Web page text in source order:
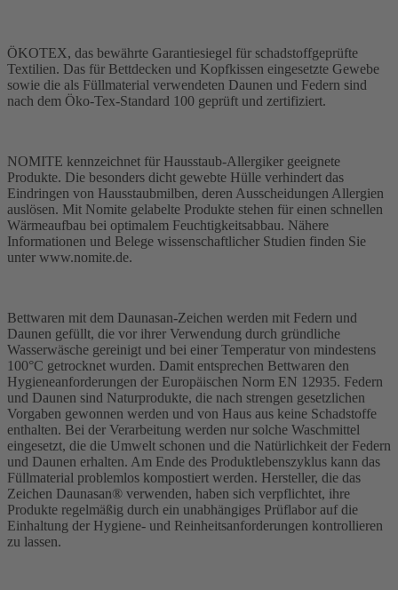
ÖKOTEX, das bewährte Garantiesiegel für schadstoffgeprüfte
Textilien. Das für Bettdecken und Kopfkissen eingesetzte Gewebe
sowie die als Füllmaterial verwendeten Daunen und Federn sind
nach dem Öko-Tex-Standard 100 geprüft und zertifiziert.
NOMITE kennzeichnet für Hausstaub-Allergiker geeignete
Produkte. Die besonders dicht gewebte Hülle verhindert das
Eindringen von Hausstaubmilben, deren Ausscheidungen Allergien
auslösen. Mit Nomite gelabelte Produkte stehen für einen schnellen
Wärmeaufbau bei optimalem Feuchtigkeitsabbau. Nähere
Informationen und Belege wissenschaftlicher Studien finden Sie
unter www.nomite.de.
Bettwaren mit dem Daunasan-Zeichen werden mit Federn und
Daunen gefüllt, die vor ihrer Verwendung durch gründliche
Wasserwäsche gereinigt und bei einer Temperatur von mindestens
100°C getrocknet wurden. Damit entsprechen Bettwaren den
Hygieneanforderungen der Europäischen Norm EN 12935. Federn
und Daunen sind Naturprodukte, die nach strengen gesetzlichen
Vorgaben gewonnen werden und von Haus aus keine Schadstoffe
enthalten. Bei der Verarbeitung werden nur solche Waschmittel
eingesetzt, die die Umwelt schonen und die Natürlichkeit der Federn
und Daunen erhalten. Am Ende des Produktlebenszyklus kann das
Füllmaterial problemlos kompostiert werden. Hersteller, die das
Zeichen Daunasan® verwenden, haben sich verpflichtet, ihre
Produkte regelmäßig durch ein unabhängiges Prüflabor auf die
Einhaltung der Hygiene- und Reinheitsanforderungen kontrollieren
zu lassen.